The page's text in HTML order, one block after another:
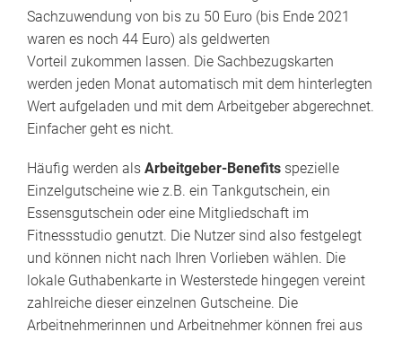
Sachzuwendung von bis zu 50 Euro (bis Ende 2021
waren es noch 44 Euro) als geldwerten
Vorteil zukommen lassen. Die Sachbezugskarten
werden jeden Monat automatisch mit dem hinterlegten
Wert aufgeladen und mit dem Arbeitgeber abgerechnet.
Einfacher geht es nicht.
Häufig werden als Arbeitgeber-Benefits spezielle
Einzelgutscheine wie z.B. ein Tankgutschein, ein
Essensgutschein oder eine Mitgliedschaft im
Fitnessstudio genutzt. Die Nutzer sind also festgelegt
und können nicht nach Ihren Vorlieben wählen. Die
lokale Guthabenkarte in Westerstede hingegen vereint
zahlreiche dieser einzelnen Gutscheine. Die
Arbeitnehmerinnen und Arbeitnehmer können frei aus